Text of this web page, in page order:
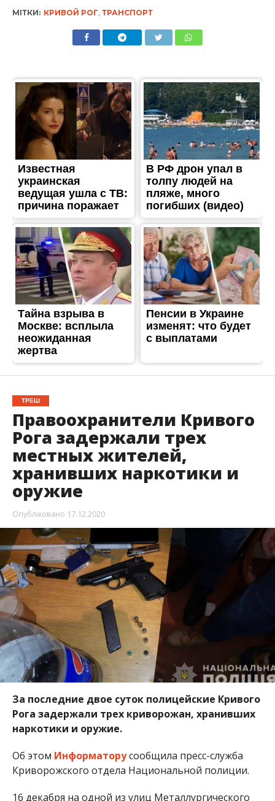
МІТКИ: КРИВОЙ РОГ ТРАНСПОРТ
ТРЕШ
Правоохранители Кривого
Рога задержали трех
местных жителей,
хранивших наркотики и
оружие
Опубліковано 17.12.2020
За последние двое суток полицейские Кривого
Рога задержали трех криворожан, хранивших
наркотики и оружие.
Об этом Информаторусообщила пресс-служба
Криворожского отдела Национальной полиции.
16 декабря на одной из улиц Металлургического